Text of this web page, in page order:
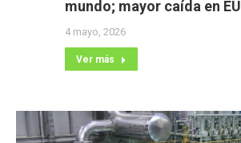
mundo; mayor caída en EU
4 mayo, 2026
Ver más